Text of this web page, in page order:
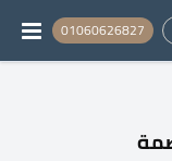
01060626827